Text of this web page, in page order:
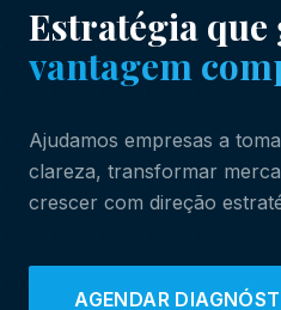
Estratégia que
vantagem
Ajudamos empresas a
clareza, transformar
crescer com direção
AGENDAR